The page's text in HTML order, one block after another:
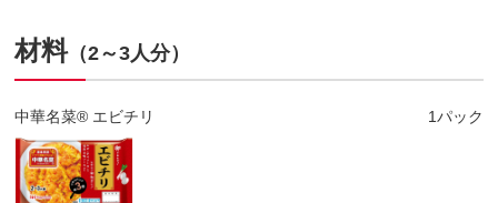
材料（2～3人分）
中華名菜® エビチリ 1パック